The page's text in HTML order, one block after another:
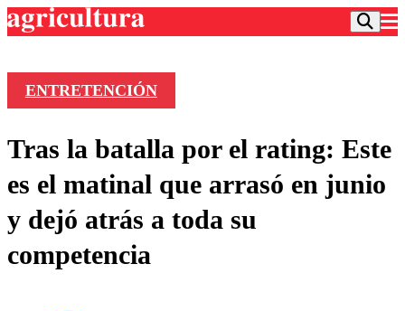
Frecuencias
Agricultura TV
Deportes
Colo Colo
Motor
Entretención
Noticias
Vida Social
ENTRETENCIÓN
Tras la batalla por el rating: Este
es el matinal que arrasó en junio
y dejó atrás a toda su
competencia